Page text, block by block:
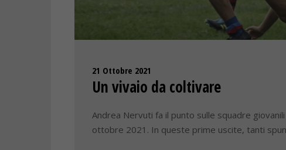
21 Ottobre 2021
Un vivaio da coltivare
Andrea Nervuti fa il punto sulle squadre
ottobre 2021. In queste prime uscite, tanti